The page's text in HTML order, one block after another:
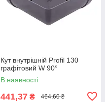
Кут внутрішній Profil 130
графітовий W 90°
В наявності
441,37 ₴ 464,60 ₴